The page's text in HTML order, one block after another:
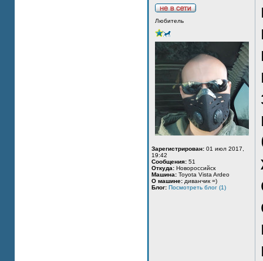
Любитель
Зарегистрирован: 01 июл 2017,
19:42
Сообщения: 51
Откуда: Новороссийск
Машина: Toyota Vista Ardeo
О машине: диванчик =)
Блог: Посмотреть блог (1)